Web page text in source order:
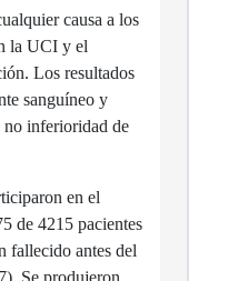
causa a los
la UCI y el
Los resultados
sanguíneo y
no inferioridad de
en el
de 4215 pacientes
fallecido antes del
Se produjeron